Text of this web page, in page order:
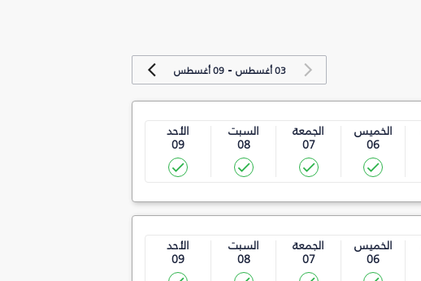
03 أغسطس -09 أغسطس
الخميس
06
الجمعة
07
السبت
08
الأحد
09
الخميس
06
الجمعة
07
السبت
08
الأحد
09